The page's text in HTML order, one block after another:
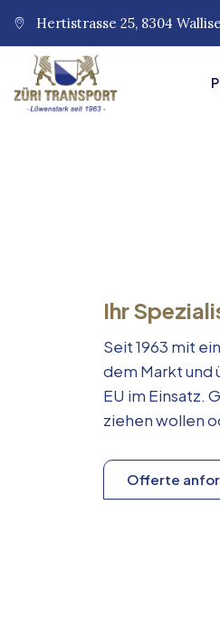
Hertistrasse 25, 8304
Ihr
Seit 1963 mit
dem Markt und
EU im Einsatz.
ziehen wollen
Offerte